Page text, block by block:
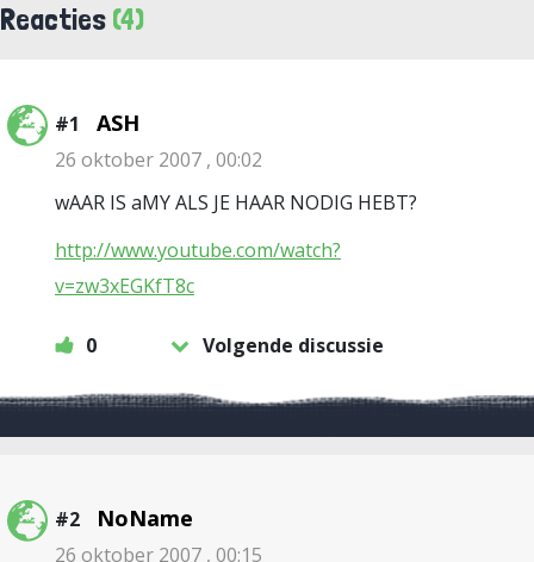
Reacties (4)
#1 ASH
26 oktober 2007 , 00:02
wAAR IS aMY ALS JE HAAR NODIG HEBT?
http://www.youtube.com/watch?
v=zw3xEGKfT8c
0 Volgende discussie
#2 NoName
26 oktober 2007 , 00:15